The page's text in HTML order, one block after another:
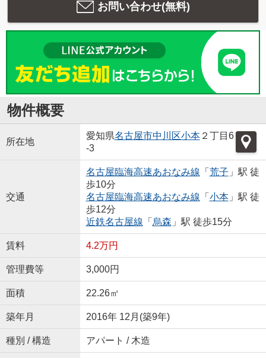
お問い合わせ(無料)
物件概要
所在地
愛知県名古屋市中川区小本２丁目6
-3
交通
名古屋臨海高速あおなみ線 「 荒子 」駅 徒
歩10分
名古屋臨海高速あおなみ線 「 小本」駅 徒
歩12分
近鉄名古屋線 「 烏森 」駅 徒歩15分
賃料 4.2万円
管理費等 3,000円
面積 22.26㎡
築年月 2016年 12月(築9年)
種別 / 構造 アパート / 木造